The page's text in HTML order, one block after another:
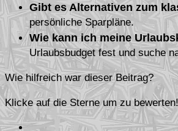
Gibt es Alternativen zum
persönliche Sparpläne.
Wie kann ich meine
Urlaubsbudget fest und suche
Wie hilfreich war dieser Beitrag?
Klicke auf die Sterne um zu bewerten!